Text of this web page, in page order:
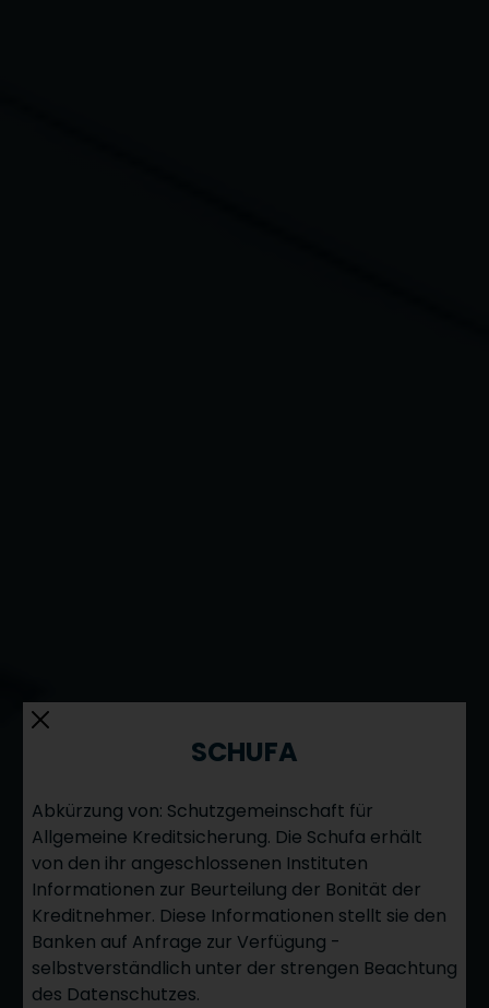
IMMOBILIEN ABC
SCHUFA
Abkürzung von: Schutzgemeinschaft für
Allgemeine Kreditsicherung. Die Schufa erhält
von den ihr angeschlossenen Instituten
Informationen zur Beurteilung der Bonität der
Kreditnehmer. Diese Informationen stellt sie den
Banken auf Anfrage zur Verfügung -
selbstverständlich unter der strengen Beachtung
des Datenschutzes.